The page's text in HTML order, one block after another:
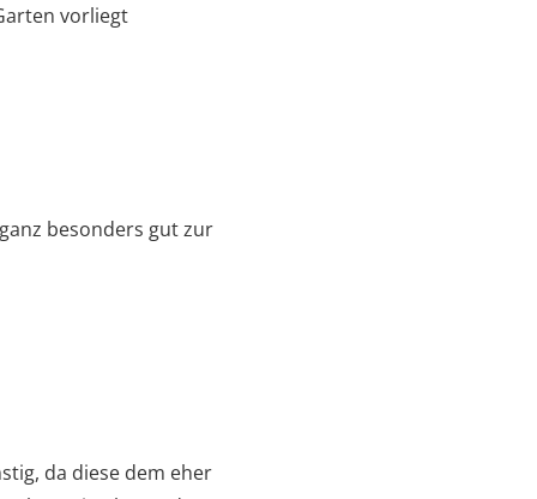
vorliegt
besonders gut zur
da diese dem eher